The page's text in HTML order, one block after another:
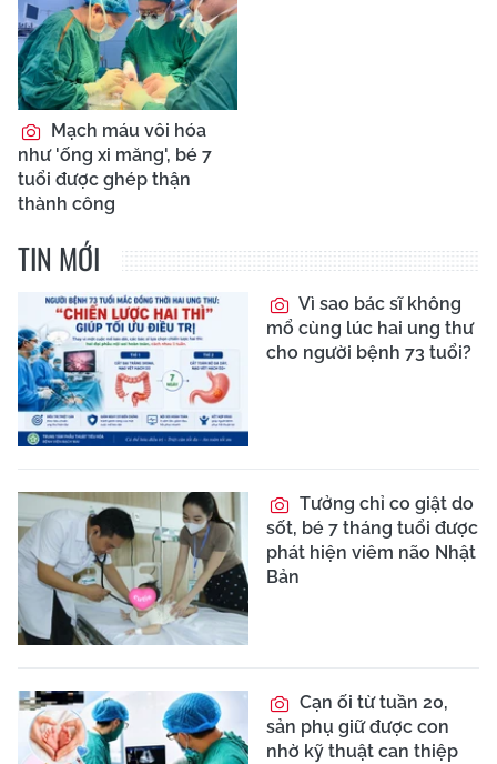
Mạch máu vôi hóa
như 'ống xi măng', bé 7
tuổi được ghép thận
thành công
TIN MỚI
Vì sao bác sĩ không
mổ cùng lúc hai ung thư
cho người bệnh 73 tuổi?
Tưởng chỉ co giật do
sốt, bé 7 tháng tuổi được
phát hiện viêm não Nhật
Bản
Cạn ối từ tuần 20,
sản phụ giữ được con
nhờ kỹ thuật can thiệp